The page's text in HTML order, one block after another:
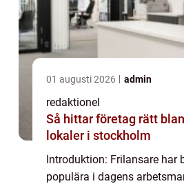
01 augusti 2026 admin
redaktionel
Så hittar företag rätt
lokaler i stockholm
Introduktion: Frilansare har
populära i dagens